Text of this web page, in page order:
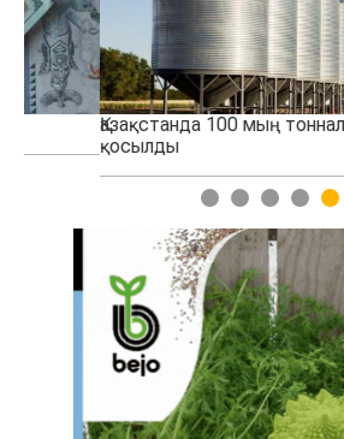
Қазақстанда 100 мың тонналық
қосылды
1 2 3 4 5